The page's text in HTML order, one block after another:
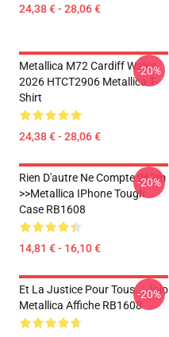
24,38 € - 28,06 €
Metallica M72 Cardiff Wales
2026 HTCT2906 Metallica T-
Shirt
24,38 € - 28,06 €
-20%
Rien D'autre Ne Compte 962m
>>metallica IPhone Tough
Case RB1608
14,81 € - 16,10 €
-20%
Et La Justice Pour Tous... Jojo
Metallica Affiche RB1608
-20%